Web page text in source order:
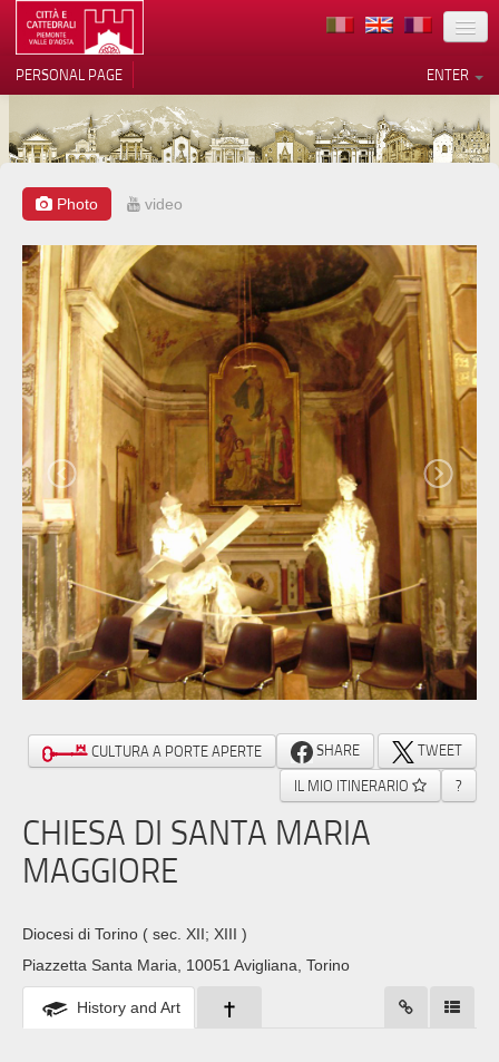
LOCATION
ARCHITECTURE
MUSEUMS
ITINERARIES
EVENTS
HOST
VOLUNTEERS
CONTACTS
PRESS
ENTER
PERSONAL PAGE
Photo video
CULTURA A PORTE APERTE SHARE
TWEET
IL MIO ITINERARIO
?
CHIESA DI SANTA MARIA
MAGGIORE
Diocesi di Torino ( sec. XII; XIII )
Piazzetta Santa Maria, 10051 Avigliana, Torino
History and Art
Notice at collection
Your Privacy Choices